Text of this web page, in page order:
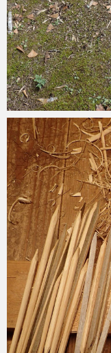
2023-12-29